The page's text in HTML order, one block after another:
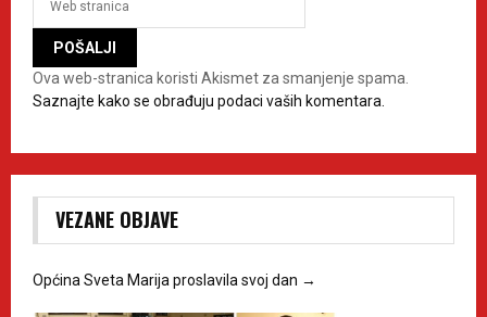
Ova web-stranica koristi Akismet za smanjenje spama.
Saznajte kako se obrađuju podaci vaših komentara.
VEZANE OBJAVE
Općina Sveta Marija proslavila svoj dan →